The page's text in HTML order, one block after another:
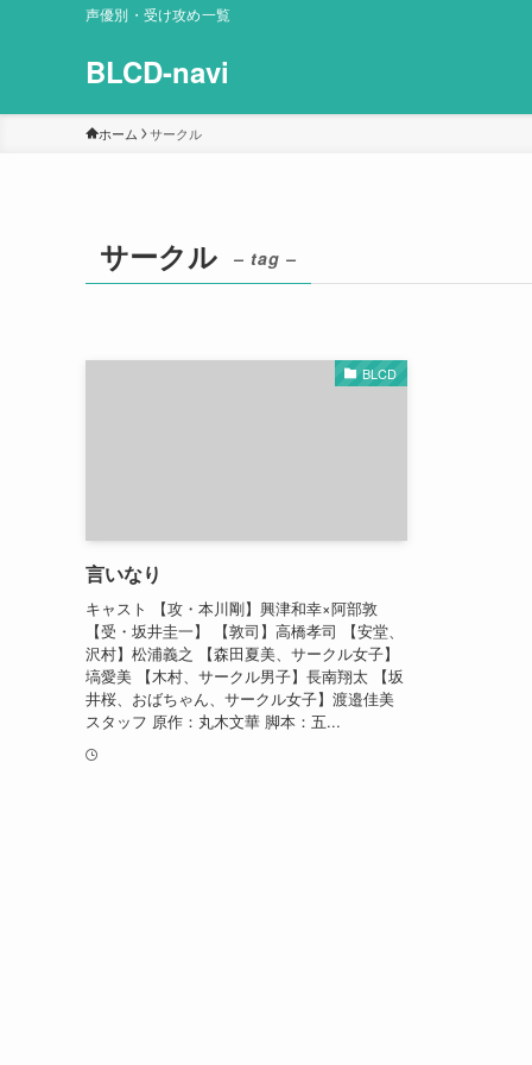
声優別・受け攻め一覧
BLCD-navi
ホーム サークル
サークル – tag –
BLCD
言いなり
キャスト 【攻・本川剛】興津和幸×阿部敦
【受・坂井圭一】 【敦司】高橋孝司 【安堂、
沢村】松浦義之 【森田夏美、サークル女子】
塙愛美 【木村、サークル男子】長南翔太 【坂
井桜、おばちゃん、サークル女子】渡邉佳美
スタッフ 原作：丸木文華 脚本：五...